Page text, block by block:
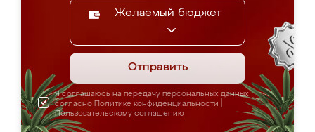
Желаемый бюджет
Отправить
Я соглашаюсь на передачу персональных данных
согласно Политике конфиденциальности
Пользовательскому соглашению